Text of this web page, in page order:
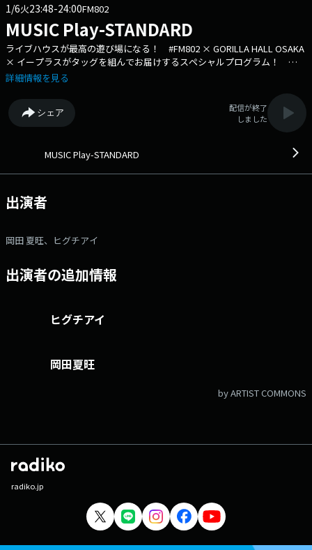
1/6火23:48-24:00FM802
MUSIC Play-STANDARD
ライブハウスが最高の遊び場になる！ #FM802 × GORILLA HALL OSAKA
× イープラスがタッグを組んでお届けするスペシャルプログラム！
GORILLA HALL OSAKAのライブ情報を毎日ピックアップ、FM802 DJ’Sが
グチアイ」 ヒグチアイ が毎日登場し、 ライブにまつわる話をしてくれ
ます♪ 【コメント出演】 1/5(月)～1/9(金)・・・ヒグチアイ
GRILLA HALL OSAKA：https://gorillahall.jp/ イープラス：
ジはコチラ ⇒twitterハッシュタグは「#fm802」 ⇒twitterアカウント
詳細情報を見る
シェア
配信が終了
しました
MUSIC Play-STANDARD
出演者
岡田 夏旺、ヒグチアイ
出演者の追加情報
ヒグチアイ
岡田夏旺
by ARTIST COMMONS
radiko.jp